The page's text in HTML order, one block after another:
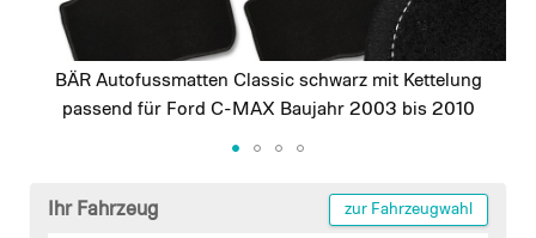
BÄR Autofussmatten Classic schwarz mit Kettelung
passend für Ford C-MAX Baujahr 2003 bis 2010
Ihr Fahrzeug zur Fahrzeugwahl